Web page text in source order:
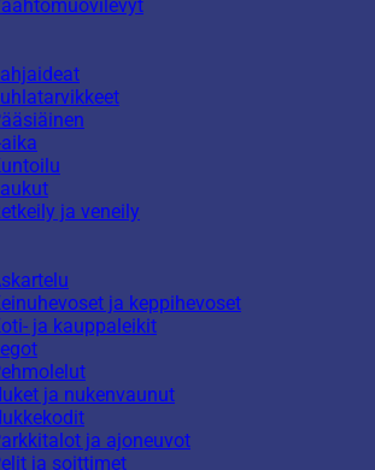
ja veneily
ja keppihevoset
ja kauppaleikit
ja nukenvaunut
ja ajoneuvot
ja soittimet